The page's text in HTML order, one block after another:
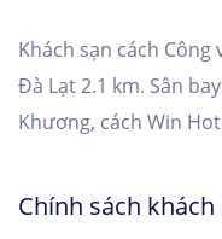
Khách sạn cách Công
Đà Lạt 2.1 km. Sân
Khương, cách Win
Chính sách khách